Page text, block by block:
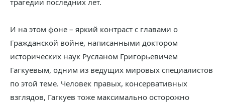
трагедии последних лет.
И на этом фоне – яркий контраст с главами о
Гражданской войне, написанными доктором
исторических наук Русланом Григорьевичем
Гагкуевым, одним из ведущих мировых специалистов
по этой теме. Человек правых, консервативных
взглядов, Гагкуев тоже максимально осторожно